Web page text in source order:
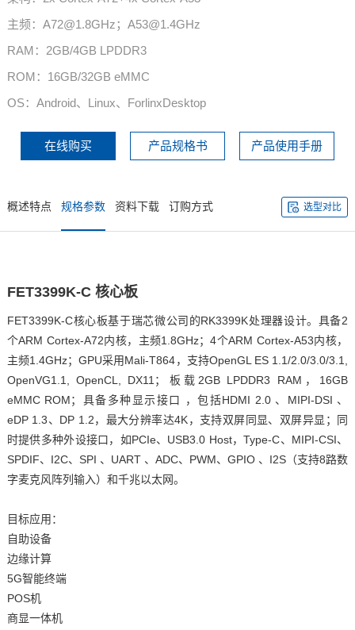
主频：A72@1.8GHz；A53@1.4GHz
RAM：2GB/4GB LPDDR3
ROM：16GB/32GB eMMC
OS：Android、Linux、ForlinxDesktop
在线购买 产品规格书 产品使用手册
概述特点 规格参数 资料下载 订购方式 选型对比
FET3399K-C 核心板
FET3399K-C核心板基于瑞芯微公司的RK3399K处理器设计。具备2
个ARM Cortex-A72内核，主频1.8GHz；4个ARM Cortex-A53内核，
主频1.4GHz；GPU采用Mali-T864，支持OpenGL ES 1.1/2.0/3.0/3.1,
OpenVG1.1, OpenCL, DX11；板载2GB LPDDR3 RAM，16GB
eMMC ROM；具备多种 显示接口
，包括HDMI 2.0 、MIPI-DSI 、
eDP 1.3、DP 1.2，最大分辨率达4K，支持双屏同显、双屏异显；同
时提供多种外设接口，如PCIe、USB3.0 Host，Type-C、MIPI-CSI、
SPDIF、I2C、 SPI 、UART 、ADC、PWM、GPIO 、I2S（支持8路数
字麦克风阵列输入）和千兆以太网。
目标应用：
自助设备
边缘计算
5G智能终端
POS机
商显一体机